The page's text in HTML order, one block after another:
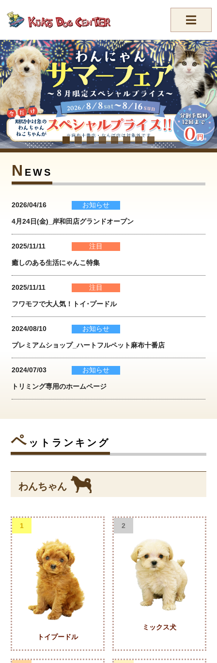
//-->
N EWS
2026/04/16 お知らせ
4月24日(金)_岸和田店グランドオープン
2025/11/11 注目
癒しのある生活にゃんこ特集
2025/11/11 注目
フワモフで大人気！トイ･プードル
2024/08/10 お知らせ
プレミアムショップ_ハートフルペット麻布十番店
2024/07/03 お知らせ
トリミング専用のホームページ
ペ ットランキング
わんちゃん
1
トイプードル
2
ミックス犬